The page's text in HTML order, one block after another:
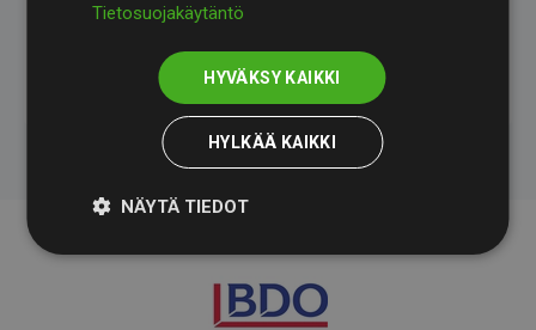
Websites, jotka tukevat ilmastohankkeita aloite
Tietosuojakäytäntö
HYVÄKSY KAIKKI
HYLKÄÄ KAIKKI
NÄYTÄ TIEDOT